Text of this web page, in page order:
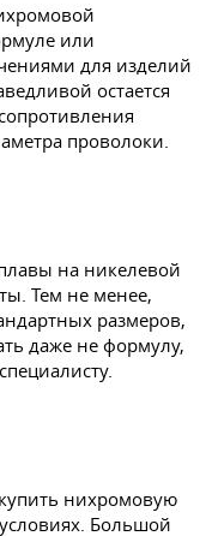
или
для изделий
остается
проволоки.
на никелевой
Тем не менее,
размеров,
даже не формулу,
нихромовую
Большой